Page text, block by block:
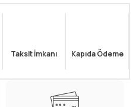
Taksit İmkanı Kapıda Ödeme